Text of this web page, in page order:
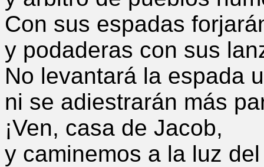
Con sus espadas
y podaderas con sus
No levantará la espada
ni se adiestrarán más
¡Ven, casa de Jacob,
y caminemos a la luz